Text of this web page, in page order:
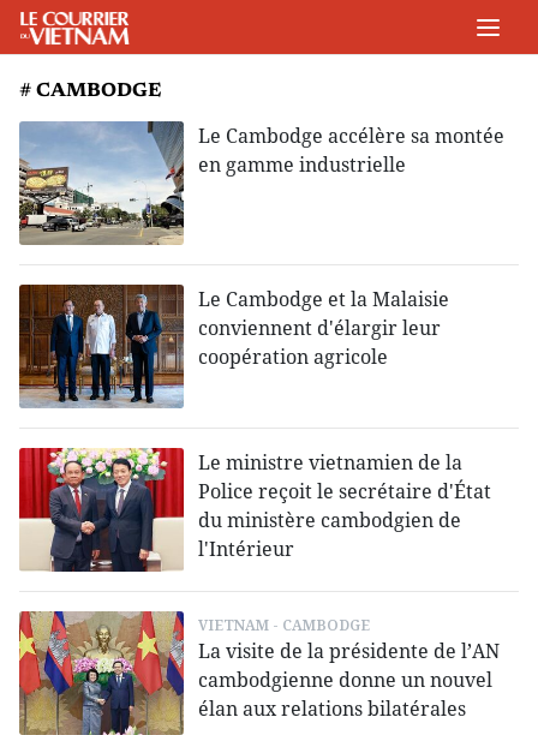
# CAMBODGE
Le Cambodge accélère sa montée
en gamme industrielle
Le Cambodge et la Malaisie
conviennent d'élargir leur
coopération agricole
Le ministre vietnamien de la
Police reçoit le secrétaire d'État
du ministère cambodgien de
l'Intérieur
VIETNAM - CAMBODGE
La visite de la présidente de l’AN
cambodgienne donne un nouvel
élan aux relations bilatérales